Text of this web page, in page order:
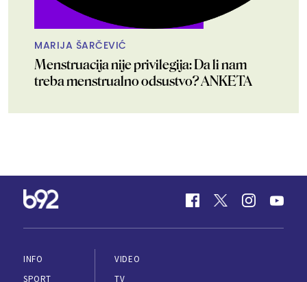
MARIJA ŠARČEVIĆ
Menstruacija nije privilegija: Da li nam
treba menstrualno odsustvo? ANKETA
INFO
SPORT
VIDEO
TV